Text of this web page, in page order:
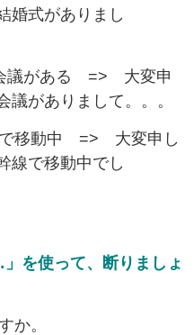
婚式がありまし
議がある => 大変申
議がありまして。。。
で移動中 => 大変申し
線で移動中でし
を使って、断りましょ
か。